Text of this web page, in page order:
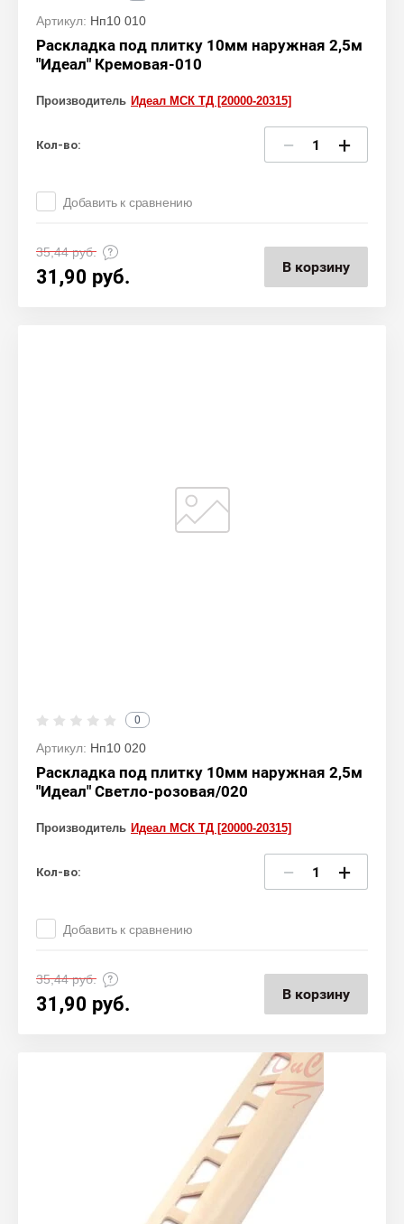
Артикул: Нп10 010
Раскладка под плитку 10мм наружная 2,5м
"Идеал" Кремовая-010
Производитель Идеал МСК ТД [20000-20315]
Кол-во: − +
Добавить к сравнению
35,44руб.
31,90 руб. В корзину
0
Артикул: Нп10 020
Раскладка под плитку 10мм наружная 2,5м
"Идеал" Светло-розовая/020
Производитель Идеал МСК ТД [20000-20315]
Кол-во: − +
Добавить к сравнению
35,44руб.
31,90 руб. В корзину